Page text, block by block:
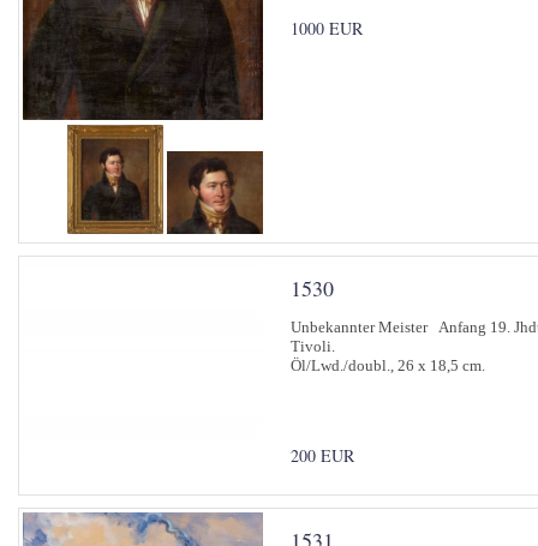
1000 EUR
1530
Unbekannter Meister Anfang 19.
Tivoli.
Öl/Lwd./doubl., 26 x 18,5 cm.
200 EUR
1531